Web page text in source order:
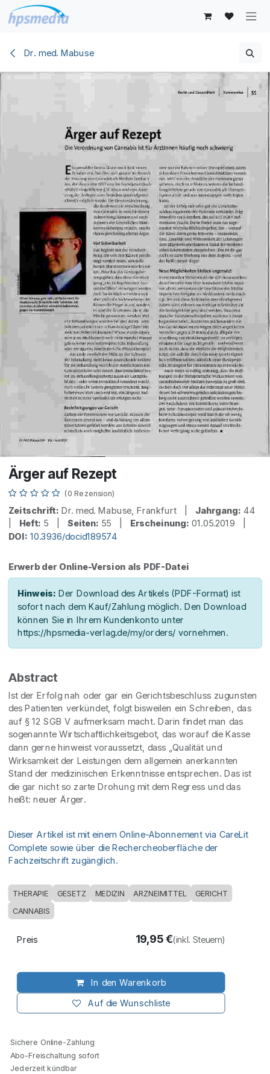
Zum Inhalt springen
Dr. med. Mabuse
Ärger auf Rezept
(0 Rezension)
Zeitschrift: Dr. med. Mabuse, Frankfurt | Jahrgang: 44
Heft: 5 | Seiten: 55 | Erscheinung: 01.05.2019 |
DOI: 10.3936/docid189574
Erwerb der Online-Version als PDF-Datei
Hinweis: Der Download des Artikels (PDF-Format) ist
sofort nach dem Kauf/Zahlung möglich. Den Download
können Sie in Ihrem Kundenkonto unter
https://hpsmedia-verlag.de/my/orders/ vornehmen.
Abstract
Ist der Erfolg nah oder gar ein Gerichtsbeschluss zugunsten
des Patienten verkündet, folgt bisweilen ein Schreiben, das
auf § 12 SGB V aufmerksam macht. Darin findet man das
sogenannte Wirtschaftlichkeitsgebot, das worauf die Kasse
dann gerne hinweist voraussetzt, dass „Qualität und
Wirksamkeit der Leistungen dem allgemein anerkannten
Stand der medizinischen Erkenntnisse entsprechen. Das ist
die gar nicht so zarte Drohung mit dem Regress und das
heißt: neuer Ärger.
Dieser Artikel ist mit einem Online-Abonnement via CareLit
Complete sowie über die Rechercheoberfläche der
Fachzeitschrift zugänglich.
THERAPIE GESETZ MEDIZIN ARZNEIMITTEL GERICHT
CANNABIS
In den Warenkorb
Auf die Wunschliste
Preis 19,95€(inkl. Steuern)
Sichere Online-Zahlung
Abo-Freischaltung sofort
Jederzeit kündbar